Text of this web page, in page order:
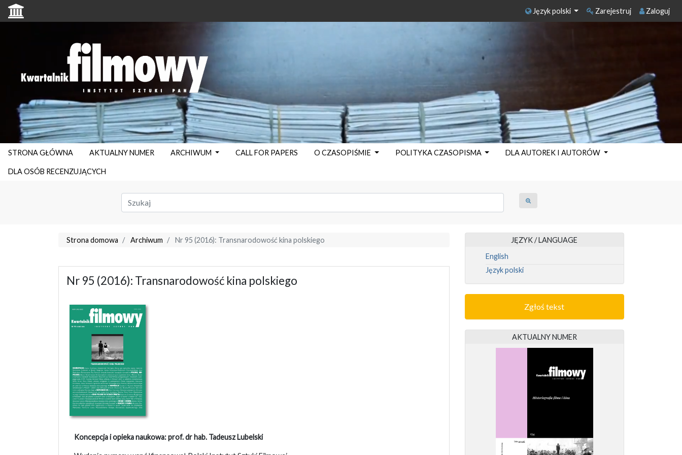
Język polski Zarejestruj Zaloguj
STRONA GŁÓWNA AKTUALNY NUMER ARCHIWUM CALL FOR PAPERS O CZASOPIŚMIE POLITYKA CZASOPISMA DLA AUTOREK I AUTORÓW
DLA OSÓB RECENZUJĄCYCH
Strona domowa Archiwum Nr 95 (2016): Transnarodowość kina polskiego
Nr 95 (2016): Transnarodowość kina polskiego
Koncepcja i opieka naukowa: prof. dr hab. Tadeusz Lubelski
JĘZYK / LANGUAGE
English
Język polski
Zgłoś tekst
AKTUALNY NUMER